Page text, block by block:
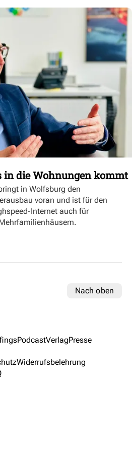
in die Wohnungen kommt
in Wolfsburg den
voran und ist für den
Internet auch für
Nach oben
PodcastVerlagPresse
Widerrufsbelehrung